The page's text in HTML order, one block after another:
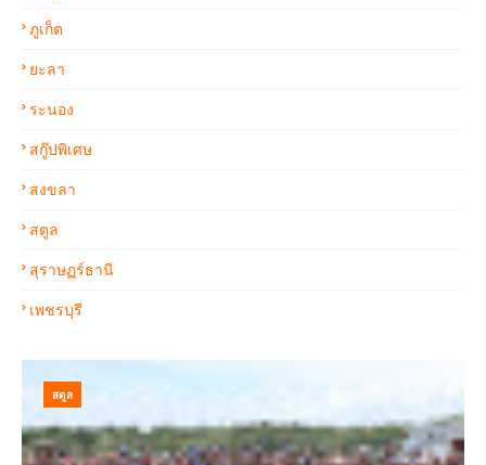
ภูเก็ต
ยะลา
ระนอง
สกู๊ปพิเศษ
สงขลา
สตูล
สุราษฏร์ธานี
เพชรบุรี
สตูล